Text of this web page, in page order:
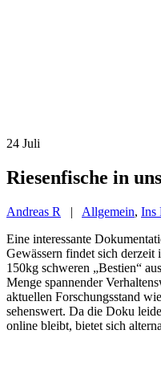
24 Juli
Riesenfische in
Andreas R | Allgemein, Ins
Eine interessante
Gewässern findet sich derzeit
150kg schweren „Bestien“
Menge spannender
aktuellen Forschungsstand
sehenswert. Da die Doku
online bleibt, bietet sich